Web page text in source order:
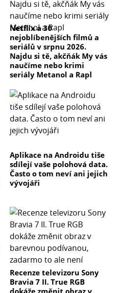
Netflix a 30
nejoblíbenějších filmů a
seriálů v srpnu 2026.
Najdu si tě, akčňák My vás
naučíme nebo krimi
seriály Metanol a Rapl
Aplikace na Androidu tiše
sdílejí vaše polohová data.
Často o tom neví ani jejich
vývojáři
Recenze televizoru Sony
Bravia 7 II. True RGB
dokáže změnit obraz v